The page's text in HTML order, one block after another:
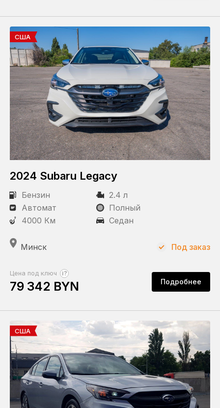
США
2024 Subaru Legacy
Бензин
2.4 л
Автомат
Полный
4000 Км
Седан
Минск
Цена под ключ ?
79 342 BYN Подробнее
Под заказ
США